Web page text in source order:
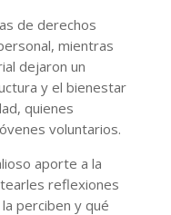
de derechos
mientras
dejaron un
y el bienestar
quienes
voluntarios.
aporte a la
reflexiones
perciben y qué